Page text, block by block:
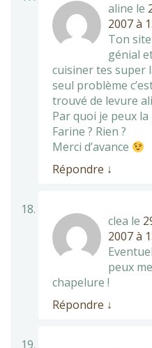
aline le
2007 à
Ton
génial
cuisiner tes super
seul problème
trouvé de levure
Par quoi je peux la
Farine ? Rien ?
Merci d’avance
Répondre ↓
clea le
2007 à
peux
chapelure !
Répondre ↓